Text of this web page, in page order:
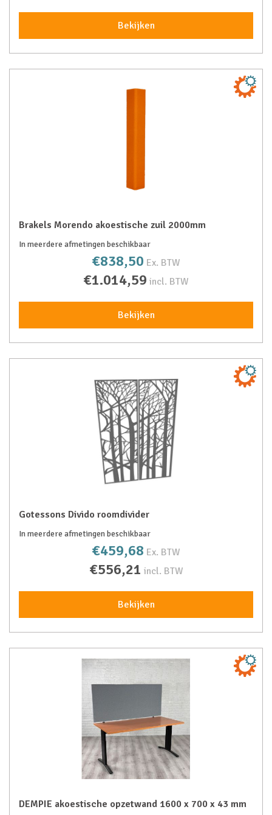
Bekijken
Brakels Morendo akoestische zuil 2000mm
In meerdere afmetingen beschikbaar
€838,50 Ex. BTW
€1.014,59 incl. BTW
Bekijken
Gotessons Divido roomdivider
In meerdere afmetingen beschikbaar
€459,68 Ex. BTW
€556,21 incl. BTW
Bekijken
DEMPIE akoestische opzetwand 1600 x 700 x 43 mm